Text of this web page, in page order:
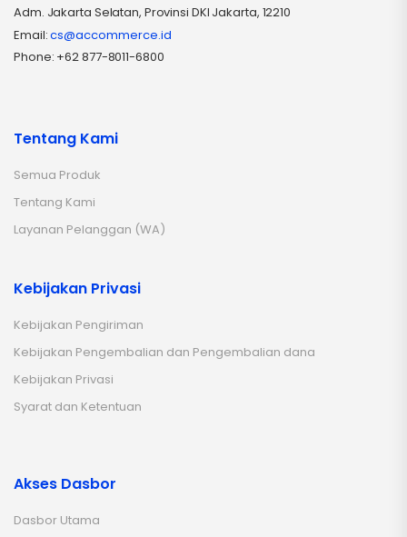
Adm. Jakarta Selatan, Provinsi DKI Jakarta, 12210
Email:cs@accommerce.id
Phone: +62 877-8011-6800
Tentang Kami
Semua Produk
Tentang Kami
Layanan Pelanggan (WA)
Kebijakan Privasi
Kebijakan Pengiriman
Kebijakan Pengembalian dan Pengembalian dana
Kebijakan Privasi
Syarat dan Ketentuan
Akses Dasbor
Dasbor Utama